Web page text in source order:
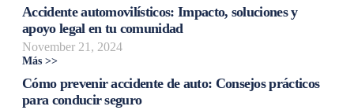
Accidente automovilísticos: Impacto, soluciones y
apoyo legal en tu comunidad
November 21, 2024
Más >>
Cómo prevenir accidente de auto: Consejos prácticos
para conducir seguro